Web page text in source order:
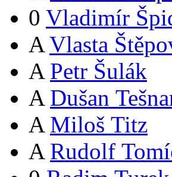
0 Vladimír
A Vlasta
A Petr Šulák
A Dušan
A Miloš Titz
A Rudolf